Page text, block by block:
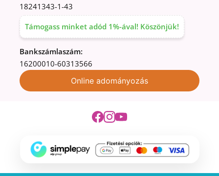
18241343-1-43
Támogass minket adód 1%-ával! Köszönjük!
Bankszámlaszám:
16200010-60313566
Online adományozás